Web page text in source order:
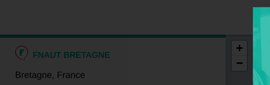
FNAUT BRETAGNE
Bretagne, France
+
−